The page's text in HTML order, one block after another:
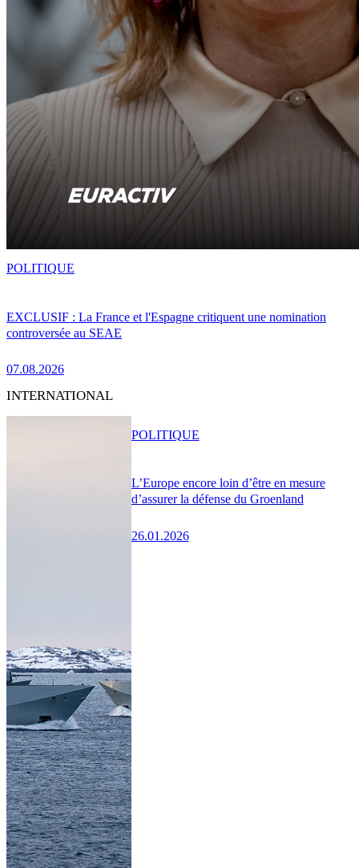
EXCLUSIF : La France et l'Espagne critiquent une nomination
controversée au SEAE
07.08.2026
POLITIQUE
INTERNATIONAL
L’Europe encore loin d’être en mesure
d’assurer la défense du Groenland
26.01.2026
POLITIQUE